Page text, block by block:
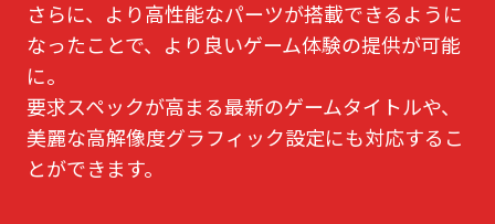
さらに、より高性能なパーツが搭載できるように
なったことで、より良いゲーム体験の提供が可能
に。
要求スペックが高まる最新のゲームタイトルや、
美麗な高解像度グラフィック設定にも対応するこ
とができます。